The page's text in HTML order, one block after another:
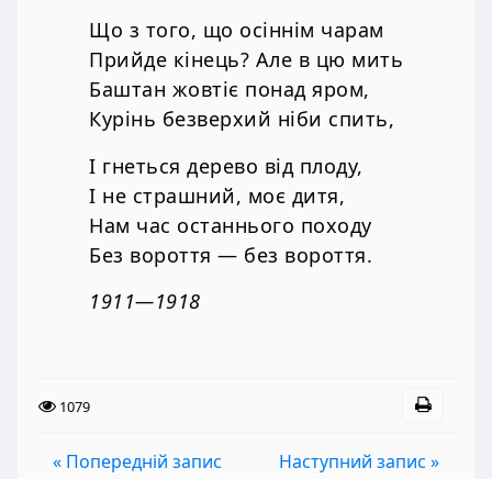
Що з того, що осіннім чарам
Прийде кінець? Але в цю мить
Баштан жовтіє понад яром,
Курінь безверхий ніби спить,
І гнеться дерево від плоду,
І не страшний, моє дитя,
Нам час останнього походу
Без вороття — без вороття.
1911—1918
1079
« Попередній запис Наступний запис »